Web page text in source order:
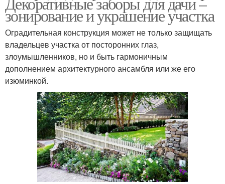
зонирование и украшение участка
Оградительная конструкция может не только защищать
владельцев участка от посторонних глаз,
злоумышленников, но и быть гармоничным
дополнением архитектурного ансамбля или же его
изюминкой.